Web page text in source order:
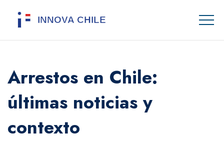
Arrestos en Chile:
últimas noticias y
contexto